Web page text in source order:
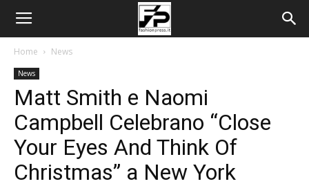
Home News
News
Matt Smith e Naomi
Campbell Celebrano “Close
Your Eyes And Think Of
Christmas” a New York